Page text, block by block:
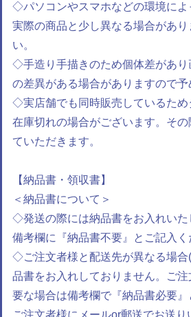
◇パソコンやスマホなどの環境によ
実際の商品と少し異なる場合があり
い。
◇手造り手描きのため個体差があり
の差異がある場合がありますので予
◇実店舗でも同時販売しているため
在庫切れの場合がございます。そ
ていただきます。
【納品書・領収書】
＜納品書について＞
◇発送の際には納品書をお入れいた
備考欄に『納品書不要』とご記入く
◇ご注文者様と配送先が異なる場合
品書をお入れしておりません。ご
要な場合は備考欄で『納品書必要』
ご注文者様にメールor郵送でお送り